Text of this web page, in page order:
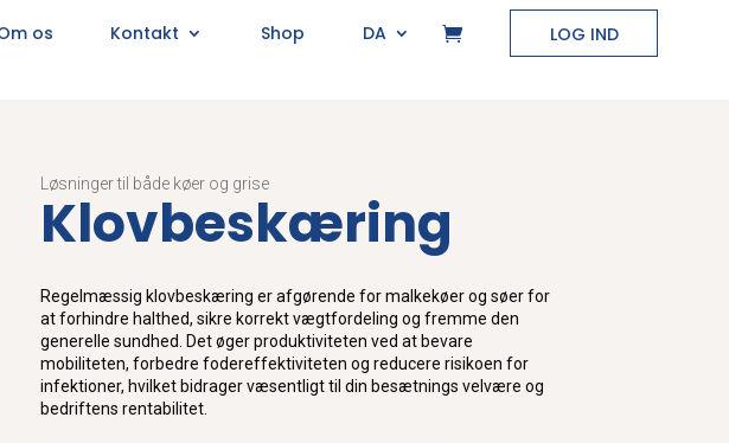
os Kontakt Shop DA LOG IND
Løsninger til både køer og grise
Klovbeskæring
Regelmæssig klovbeskæring er afgørende for malkekøer og søer for
at forhindre halthed, sikre korrekt vægtfordeling og fremme den
generelle sundhed. Det øger produktiviteten ved at bevare
mobiliteten, forbedre fodereffektiviteten og reducere risikoen for
infektioner, hvilket bidrager væsentligt til din besætnings velvære og
bedriftens rentabilitet.